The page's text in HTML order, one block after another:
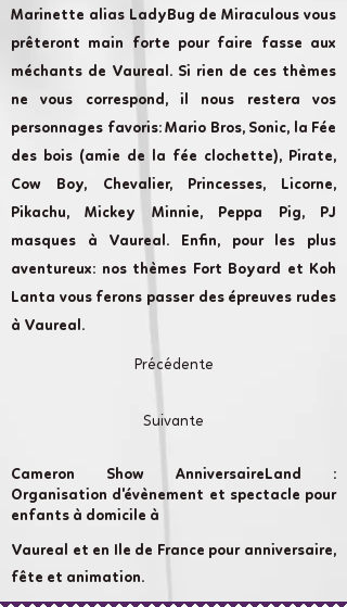
Marinette alias LadyBug de Miraculous vous
prêteront main forte pour faire fasse aux
méchants de Vaureal. Si rien de ces thèmes
ne vous correspond, il nous restera vos
personnages favoris: Mario Bros, Sonic, la Fée
des bois (amie de la fée clochette), Pirate,
Cow Boy, Chevalier, Princesses, Licorne,
Pikachu, Mickey Minnie, Peppa Pig, PJ
masques à Vaureal. Enfin, pour les plus
aventureux: nos thèmes Fort Boyard et Koh
Lanta vous ferons passer des épreuves rudes
à Vaureal.
Précédente
Suivante
Cameron Show AnniversaireLand :
Organisation d'évènement et spectacle pour
enfants à domicile à
Vaureal et en Ile de France pour anniversaire,
fête et animation.